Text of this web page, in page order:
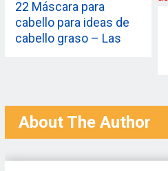
22 Máscara para
cabello para ideas de
cabello graso – Las
About The Author